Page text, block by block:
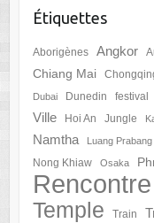
Étiquettes
Aborigènes Angkor
Chiang Mai
Dubai Dunedin festival
Ville
Hoi An Jungle
Namtha
Luang Prabang
Nong Khiaw Osaka
Rencontre
Temple Train